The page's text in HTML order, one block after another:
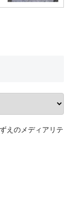
えのメディアリテ